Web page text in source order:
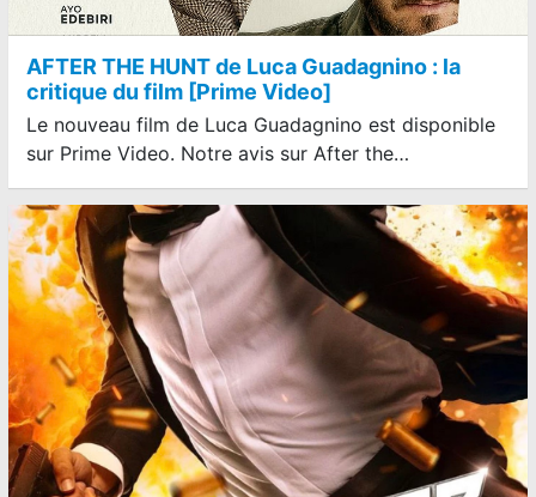
AFTER THE HUNT de Luca Guadagnino : la
critique du film [Prime Video]
Le nouveau film de Luca Guadagnino est disponible
sur Prime Video. Notre avis sur After the…